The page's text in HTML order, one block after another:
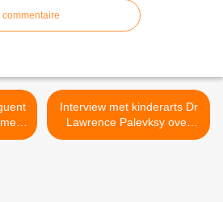
se
Interview met kinderarts Dr
Lawrence Palevksy over
vaccinatie >